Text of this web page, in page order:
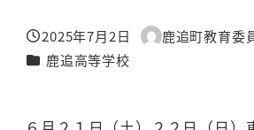
投稿日
2025年7月2日
著
鹿追町教育委
カテゴリー
鹿追高等学校